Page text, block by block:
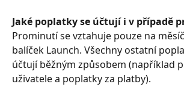
Jaké poplatky se účtují i v případě
Prominutí se vztahuje pouze na
balíček Launch. Všechny ostatní
účtují běžným způsobem (například
uživatele a poplatky za platby).